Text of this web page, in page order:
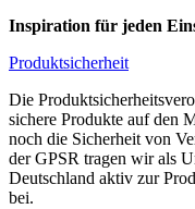
Inspiration für jeden
Produktsicherheit
Die
sichere Produkte auf den
noch die Sicherheit von
der GPSR tragen wir als
Deutschland aktiv zur
bei.